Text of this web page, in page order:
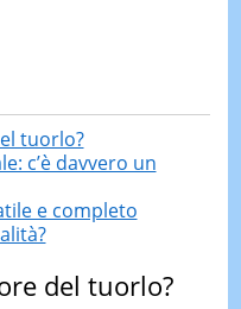
tuorlo?
c’è davvero un
e completo
del tuorlo?